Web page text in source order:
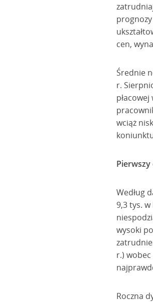
cen,
Średnie
r.
wciąż
Według
9,3 tys.
wysoki
r.)
Roczna